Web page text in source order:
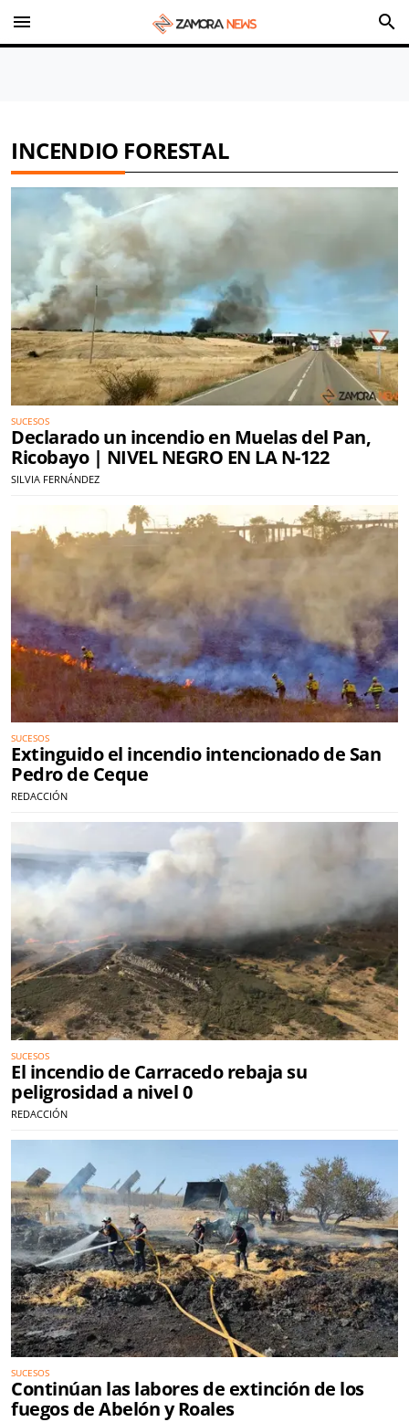
menu search
INCENDIO FORESTAL
SUCESOS
Declarado un incendio en Muelas del Pan,
Ricobayo | NIVEL NEGRO EN LA N-122
SILVIA FERNÁNDEZ
SUCESOS
Extinguido el incendio intencionado de San
Pedro de Ceque
REDACCIÓN
SUCESOS
El incendio de Carracedo rebaja su
peligrosidad a nivel 0
REDACCIÓN
SUCESOS
Continúan las labores de extinción de los
fuegos de Abelón y Roales